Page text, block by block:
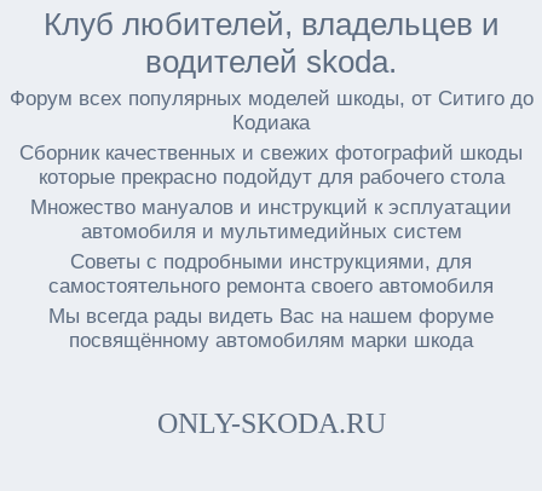
Клуб любителей, владельцев и
водителей skoda.
Форум всех популярных моделей шкоды, от Ситиго до
Кодиака
Сборник качественных и свежих фотографий шкоды
которые прекрасно подойдут для рабочего стола
Множество мануалов и инструкций к эсплуатации
автомобиля и мультимедийных систем
Советы с подробными инструкциями, для
самостоятельного ремонта своего автомобиля
Мы всегда рады видеть Вас на нашем форуме
посвящённому автомобилям марки шкода
ONLY-SKODA.RU